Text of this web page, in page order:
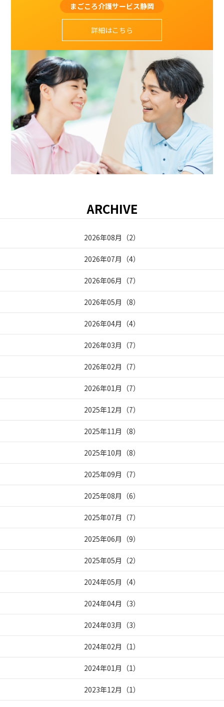
まごころ介護サービス静岡
詳細はこちら
ARCHIVE
2026年08月 （2）
2026年07月 （4）
2026年06月 （7）
2026年05月 （8）
2026年04月 （4）
2026年03月 （7）
2026年02月 （7）
2026年01月 （7）
2025年12月 （7）
2025年11月 （8）
2025年10月 （8）
2025年09月 （7）
2025年08月 （6）
2025年07月 （7）
2025年06月 （9）
2025年05月 （2）
2024年05月 （4）
2024年04月 （3）
2024年03月 （3）
2024年02月 （1）
2024年01月 （1）
2023年12月 （1）